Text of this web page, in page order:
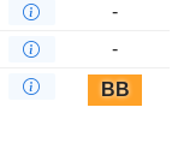
-
-
BB